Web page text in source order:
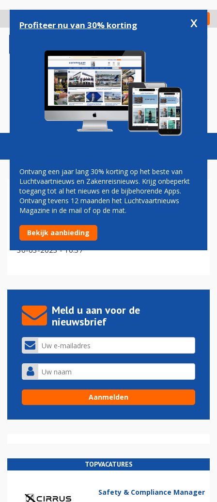
gaan
Check in
Magazine Podcasts Vacatures
QUEENSLAND
Qantas en Airbus investeren samen in nieuwe fabriek
voor duurzame brandstoffen
30-03-2023 - 10:37
Meld u aan voor de
nieuwsbrief
TOPVACATURES
Safety & Compliance Manager
Profiteer nu van 30% korting x
Ontvang een jaar lang 30% korting op het beste van
Luchtvaartnieuws en Zakenreisnieuws. Krijg onbeperkt
toegang tot al het nieuws en de bijbehorende Apps.
Ontvang tevens 12 maanden het Luchtvaartnieuws
Magazine in de mail of op de mat.
Bekijk aanbieding